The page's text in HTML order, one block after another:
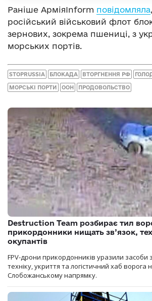
Раніше АрміяInform повідомляла
російський військовий флот
зернових, зокрема пшениці, з
морських портів.
STOPRUSSIA БЛОКАДА ВТОРГНЕННЯ РФ
МОРСЬКІ ПОРТИ ООН ПРОДОВОЛЬСТВО
Destruction Team розбирає тил
прикордонники нищать зв’язок,
окупантів
FPV-дрони прикордонників уразили засоби
техніку, укриття та логістичний хаб ворога
Слобожанському напрямку.